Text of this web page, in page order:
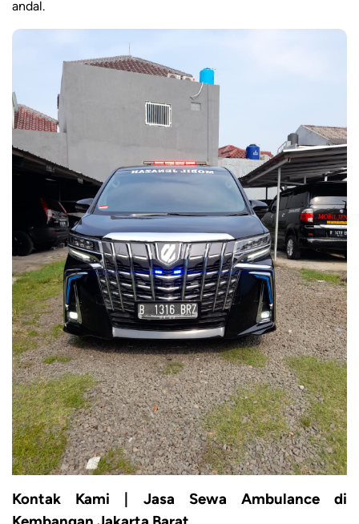
andal.
Kontak Kami | Jasa Sewa Ambulance di